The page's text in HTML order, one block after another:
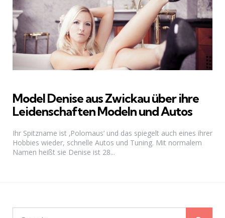
Model Denise aus Zwickau über ihre
Leidenschaften Modeln und Autos
Ihr Spitzname ist ‚Polomaus‘ und das spiegelt auch eines ihrer
Hobbies wieder, schnelle Autos und Tuning. Mit normalem
Namen heißt sie Denise ist 28...